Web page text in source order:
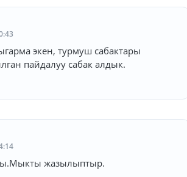
экен, турмуш сабактары
пайдалуу сабак алдык.
жазылыптыр.